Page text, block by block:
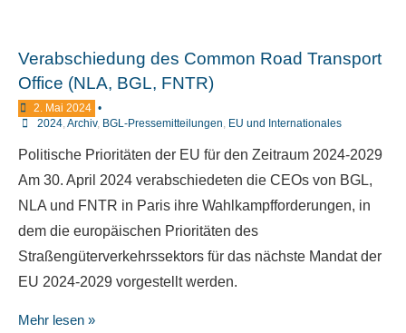
Verabschiedung des Common Road Transport
Office (NLA, BGL, FNTR)
2. Mai 2024 •
2024, Archiv, BGL-Pressemitteilungen, EU und Internationales
Politische Prioritäten der EU für den Zeitraum 2024-2029
Am 30. April 2024 verabschiedeten die CEOs von BGL,
NLA und FNTR in Paris ihre Wahlkampfforderungen, in
dem die europäischen Prioritäten des
Straßengüterverkehrssektors für das nächste Mandat der
EU 2024-2029 vorgestellt werden.
Mehr lesen »